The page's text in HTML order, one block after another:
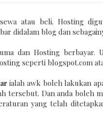
sewa atau beli. Hosting
didalam blog dan
dan Hosting berbayar.
seperti blogspot.com
ialah awk boleh lakukan
tersebut. Dan anda boleh
yang telah